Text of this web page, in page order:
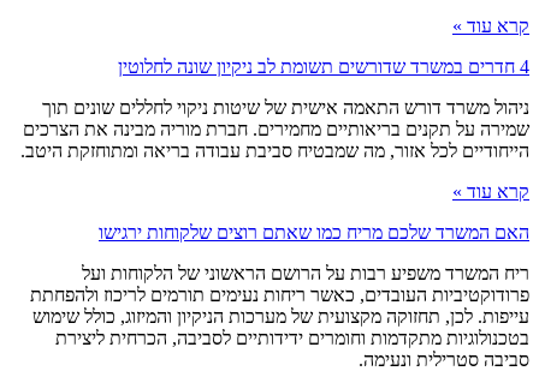
קרא עוד »
4 חדרים במשרד שדורשים תשומת לב ניקיון שונה לחלוטין
ניהול משרד דורש התאמה אישית של שיטות ניקוי לחללים שונים תוך
שמירה על תקנים בריאותיים מחמירים. חברת מוריה מבינה את הצרכים
הייחודיים לכל אזור, מה שמבטיח סביבת עבודה בריאה ומתוחזקת היטב.
קרא עוד »
האם המשרד שלכם מריח כמו שאתם רוצים שלקוחות ירגישו
ריח המשרד משפיע רבות על הרושם הראשוני של הלקוחות ועל
פרודוקטיביות העובדים, כאשר ריחות נעימים תורמים לריכוז ולהפחתת
עייפות. לכן, תחזוקה מקצועית של מערכות הניקיון והמיזוג, כולל שימוש
בטכנולוגיות מתקדמות וחומרים ידידותיים לסביבה, הכרחית ליצירת
סביבה סטרילית ונעימה.